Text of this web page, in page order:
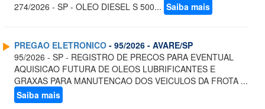
274/2026 - SP - OLEO DIESEL S 500... Saiba mais
PREGAO ELETRONICO - 95/2026 - AVARE/SP
95/2026 - SP - REGISTRO DE PRECOS PARA EVENTUAL
AQUISICAO FUTURA DE OLEOS LUBRIFICANTES E
GRAXAS PARA MANUTENCAO DOS VEICULOS DA FROTA ...
Saiba mais